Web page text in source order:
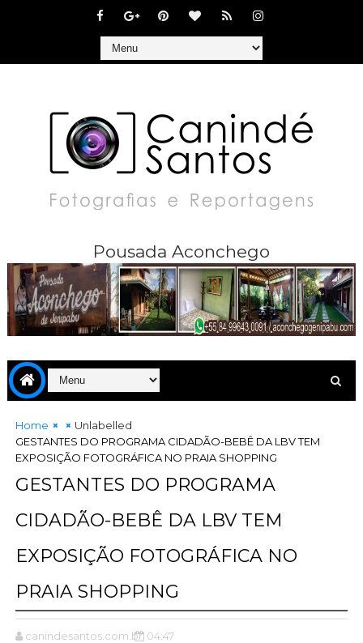
Pousada Aconchego
Home
Unlabelled
GESTANTES DO PROGRAMA CIDADÃO-BEBÊ DA LBV TEM
EXPOSIÇÃO FOTOGRÁFICA NO PRAIA SHOPPING
GESTANTES DO PROGRAMA
CIDADÃO-BEBÊ DA LBV TEM
EXPOSIÇÃO FOTOGRÁFICA NO
PRAIA SHOPPING
canindesantos.com.br 04:47